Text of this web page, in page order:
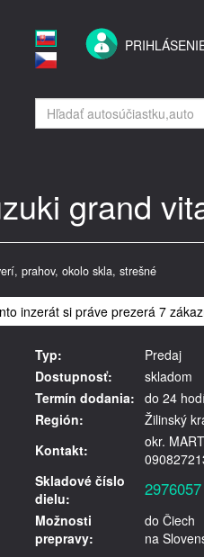
grand
prahov, okolo skla, strešné
inzerát si práve prezerá 7
Typ:
Predaj
Dostupnosť:
skladom
Termín dodania: do 24
Región:
Žilinský
Kontakt:
okr.
Skladové číslo
dielu:
2976057
Možnosti
prepravy:
do Čiech
na